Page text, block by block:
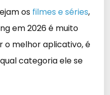
os filmes e séries,
em 2026 é muito
o melhor aplicativo, é
categoria ele se